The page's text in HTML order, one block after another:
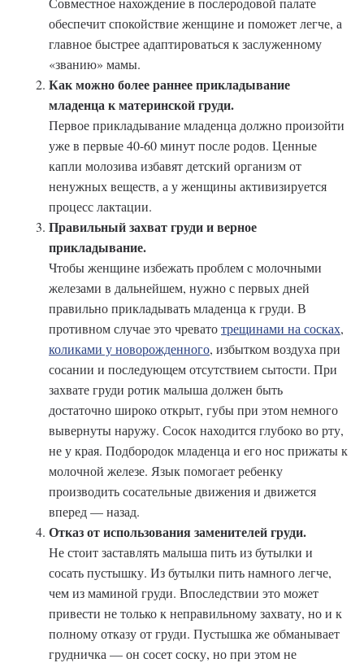
обеспечит спокойствие женщине и поможет легче, а
главное быстрее адаптироваться к заслуженному
«званию» мамы.
Как можно более раннее прикладывание
младенца к материнской груди.
Первое прикладывание младенца должно произойти
уже в первые 40-60 минут после родов. Ценные
капли молозива избавят детский организм от
ненужных веществ, а у женщины активизируется
процесс лактации.
Правильный захват груди и верное
прикладывание.
Чтобы женщине избежать проблем с молочными
железами в дальнейшем, нужно с первых дней
правильно прикладывать младенца к груди. В
противном случае это чреватотрещинами на сосках,
коликами у новорожденного, избытком воздуха при
сосании и последующем отсутствием сытости. При
захвате груди ротик малыша должен быть
достаточно широко открыт, губы при этом немного
вывернуты наружу. Сосок находится глубоко во рту,
не у края. Подбородок младенца и его нос прижаты к
молочной железе. Язык помогает ребенку
производить сосательные движения и движется
вперед — назад.
Отказ от использования заменителей груди.
Не стоит заставлять малыша пить из бутылки и
сосать пустышку. Из бутылки пить намного легче,
чем из маминой груди. Впоследствии это может
привести не только к неправильному захвату, но и к
полному отказу от груди. Пустышка же обманывает
грудничка — он сосет соску, но при этом не